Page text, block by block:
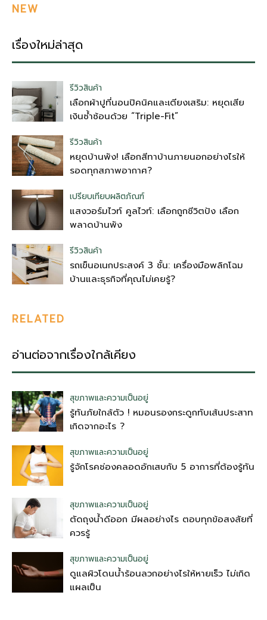
NEW
เรื่องใหม่ล่าสุด
รีวิวสินค้า
เลือกผ้าปูที่นอนปิคนิคและเตียงเสริม: หยุดเสีย
เงินซ้ำซ้อนด้วย “Triple-Fit”
รีวิวสินค้า
หยุดบ้านพัง! เลือกสีทาบ้านภายนอกอย่างไรให้
รอดทุกสภาพอากาศ?
เปรียบเทียบผลิตภัณฑ์
แสงวอร์มไวท์ คูลไวท์: เลือกถูกชีวิตปัง เลือก
พลาดบ้านพัง
รีวิวสินค้า
รถเข็นอเนกประสงค์ 3 ชั้น: เครื่องมือพลิกโฉม
บ้านและธุรกิจที่คุณไม่เคยรู้?
RELATED
อ่านต่อจากเรื่องใกล้เคียง
สุขภาพและความเป็นอยู่
รู้ทันภัยใกล้ตัว ! หมอนรองกระดูกทับเส้นประสาท
เกิดจากอะไร ?
สุขภาพและความเป็นอยู่
รู้จักโรคช่องคลอดอักเสบกับ 5 อาการที่ต้องรู้ทัน
สุขภาพและความเป็นอยู่
ตัดถุงน้ําดีออก มีผลอย่างไร ตอบทุกข้อสงสัยที่
ควรรู้
สุขภาพและความเป็นอยู่
ดูแลผิวโดนน้ำร้อนลวกอย่างไรให้หายเร็ว ไม่เกิด
แผลเป็น